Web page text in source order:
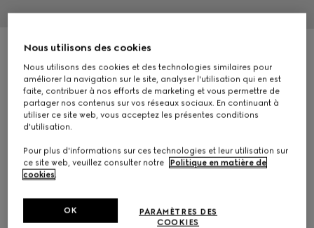
Monture optique œil-de-chat
€ 350
Déclinaisonsnoir
Nous utilisons des cookies
Nous utilisons des cookies et des technologies similaires pour
améliorer la navigation sur le site, analyser l'utilisation qui en est
faite, contribuer à nos efforts de marketing et vous permettre de
partager nos contenus sur vos réseaux sociaux. En continuant à
utiliser ce site web, vous acceptez les présentes conditions
d'utilisation.
Pour plus d'informations sur ces technologies et leur utilisation sur
ce site web, veuillez consulter notre
Politique en matière de
cookies.
PARAMÈTRES DES
COOKIES
OK